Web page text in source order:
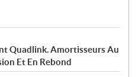
Quadlink. Amortisseurs Au
Et En Rebond